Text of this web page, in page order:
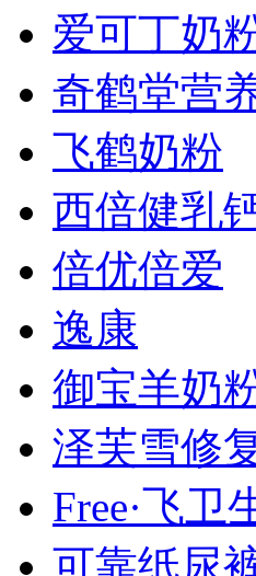
爱可丁奶
奇鹤堂营
飞鹤奶粉
西倍健乳
倍优倍爱
逸康
御宝羊奶
泽芙雪修
Free·飞卫
可靠纸尿